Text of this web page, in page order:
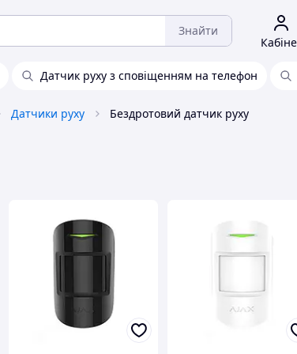
Знайти
Датчик руху з сповіщенням на телефон
Датчики руху Бездротовий датчик руху